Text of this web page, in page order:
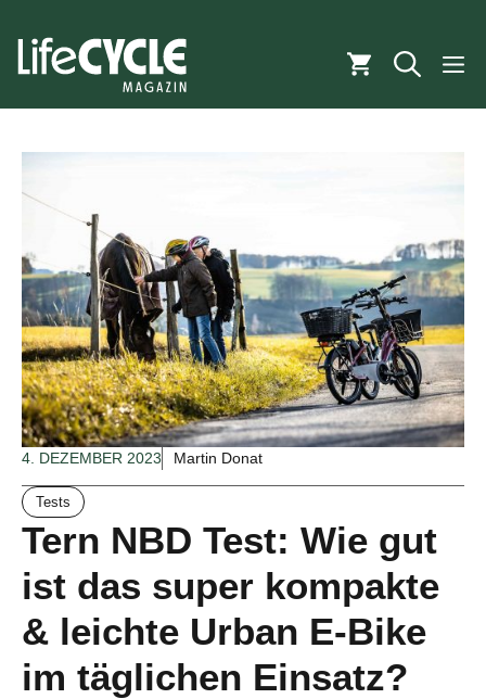
Inhalt
springen
4. DEZEMBER 2023 Martin Donat
Tests
Tern NBD Test: Wie gut
ist das super kompakte
& leichte Urban E-Bike
im täglichen Einsatz?